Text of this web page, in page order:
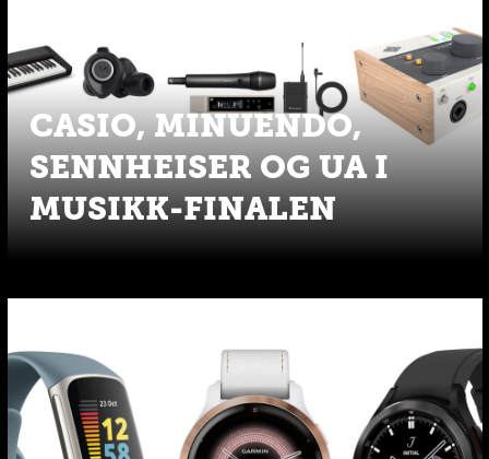
CASIO, MINUENDO,
SENNHEISER OG UA I
MUSIKK-FINALEN